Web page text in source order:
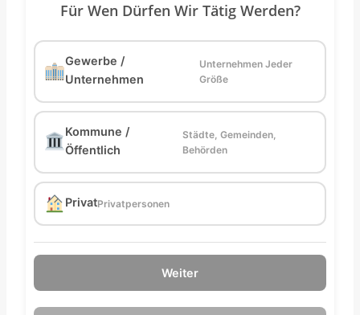
Für Wen Dürfen Wir Tätig Werden?
Gewerbe /
Unternehmen
Unternehmen Jeder
Größe
Kommune /
Öffentlich
Städte, Gemeinden,
Behörden
PrivatPrivatpersonen
Weiter